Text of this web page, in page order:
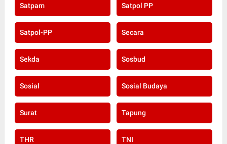
Satpam Satpol PP
Satpol-PP Secara
Sekda Sosbud
Sosial Sosial Budaya
Surat Tapung
THR TNI